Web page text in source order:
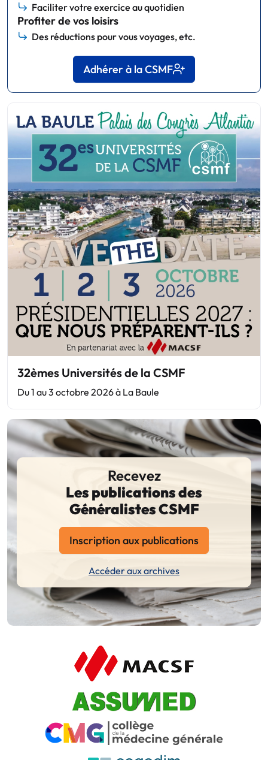
Faciliter votre exercice au quotidien
Profiter de vos loisirs
Des réductions pour vous voyages, etc.
Adhérer à la CSMF
32èmes Universités de la CSMF
Du 1 au 3 octobre 2026 à La Baule
Recevez
Les publications des
Généralistes CSMF
Inscription aux publications
Accéder aux archives